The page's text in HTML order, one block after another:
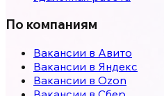
По компаниям
Вакансии в Авито
Вакансии в Яндекс
Вакансии в Ozon